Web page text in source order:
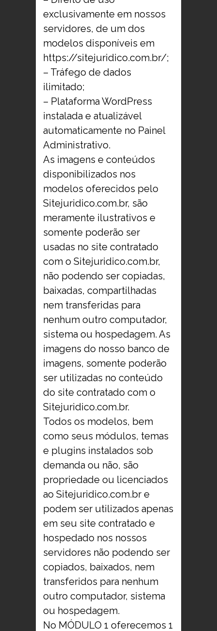
exclusivamente em nossos
servidores, de um dos
modelos disponíveis em
https://sitejuridico.com.br/;
– Tráfego de dados
ilimitado;
– Plataforma WordPress
instalada e atualizável
automaticamente no Painel
Administrativo.
As imagens e conteúdos
disponibilizados nos
modelos oferecidos pelo
Sitejuridico.com.br, são
meramente ilustrativos e
somente poderão ser
usadas no site contratado
com o Sitejuridico.com.br,
não podendo ser copiadas,
baixadas, compartilhadas
nem transferidas para
nenhum outro computador,
sistema ou hospedagem. As
imagens do nosso banco de
imagens, somente poderão
ser utilizadas no conteúdo
do site contratado com o
Sitejuridico.com.br.
Todos os modelos, bem
como seus módulos, temas
e plugins instalados sob
demanda ou não, são
propriedade ou licenciados
ao Sitejuridico.com.br e
podem ser utilizados apenas
em seu site contratado e
hospedado nos nossos
servidores não podendo ser
copiados, baixados, nem
transferidos para nenhum
outro computador, sistema
ou hospedagem.
No MÓDULO 1 oferecemos 1